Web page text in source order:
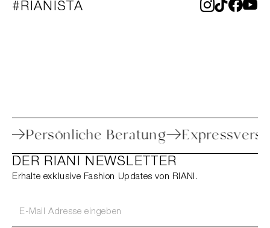
#RIANISTA
Persönliche Beratung
DER RIANI NEWSLETTER
Erhalte exklusive Fashion Updates von RIANI.